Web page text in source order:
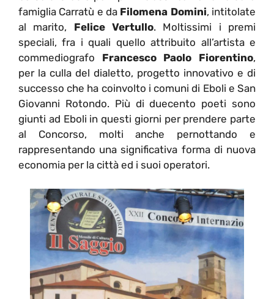
famiglia Carratù e da Filomena Domini, intitolate
al marito, Felice Vertullo. Moltissimi i premi
speciali, fra i quali quello attribuito all’artista e
commediografo Francesco Paolo Fiorentino,
per la culla del dialetto, progetto innovativo e di
successo che ha coinvolto i comuni di Eboli e San
Giovanni Rotondo. Più di duecento poeti sono
giunti ad Eboli in questi giorni per prendere parte
al Concorso, molti anche pernottando e
rappresentando una significativa forma di nuova
economia per la città ed i suoi operatori.